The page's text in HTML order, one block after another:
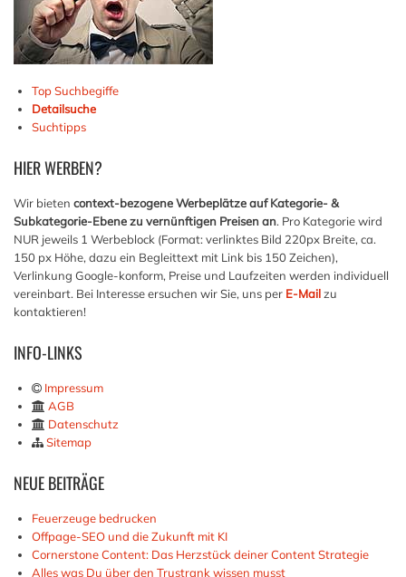
Top Suchbegiffe
Detailsuche
Suchtipps
HIERWERBEN?
Wir bieten context-bezogene Werbeplätze auf Kategorie- &
Subkategorie-Ebene zu vernünftigen Preisen an. Pro Kategorie wird
NUR jeweils 1 Werbeblock (Format: verlinktes Bild 220px Breite, ca.
150 px Höhe, dazu ein Begleittext mit Link bis 150 Zeichen),
Verlinkung Google-konform, Preise und Laufzeiten werden individuell
vereinbart. Bei Interesse ersuchen wir Sie, uns per E-Mailzu
kontaktieren!
INFO-LINKS
Impressum
AGB
Datenschutz
Sitemap
NEUEBEITRÄGE
Feuerzeuge bedrucken
Offpage-SEO und die Zukunft mit KI
Cornerstone Content: Das Herzstück deiner Content Strategie
Alles was Du über den Trustrank wissen musst